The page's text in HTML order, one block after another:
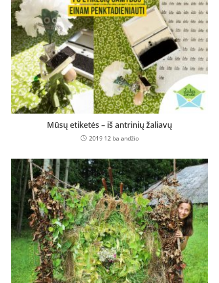
Mūsų etiketės – iš antrinių žaliavų
2019 12 balandžio